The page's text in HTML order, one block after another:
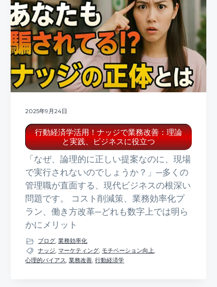
2025年9月24日
行動経済学活用！ナッジで業務改善：理論
と実践、ビジネスに役立つ
「なぜ、論理的に正しい提案なのに、現場
で実行されないのでしょうか？」─多くの
管理職が直面する、現代ビジネスの根深い
問題です。 コスト削減策、業務効率化プ
ラン、働き方改革─どれも数字上では明ら
かにメリット
ブログ ,業務効率化
ナッジ マーケティング モチベーション向上
心理的バイアス ,業務改善 ,行動経済学